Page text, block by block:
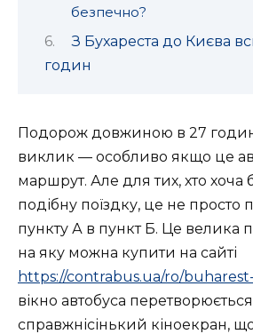
безпечно?
З Бухареста до Києва
годин
Подорож довжиною в 27 годин
виклик — особливо якщо це
маршрут. Але для тих, хто хоча
подібну поїздку, це не просто
пункту А в пункт Б. Це велика
на яку можна купити на сайті
https://contrabus.ua/ro/
вікно автобуса
справжнісінький кіноекран,